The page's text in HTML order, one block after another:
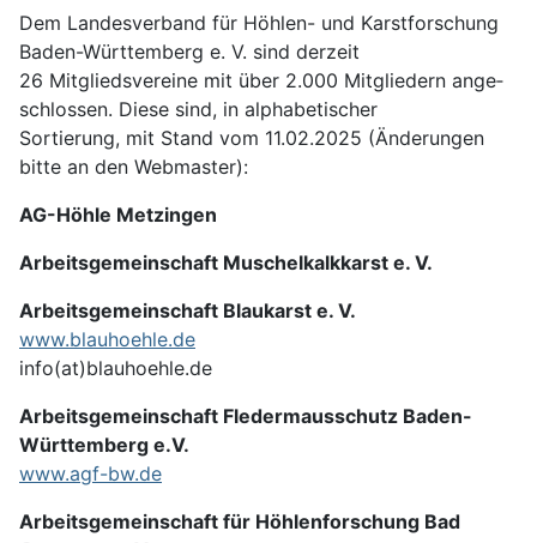
Dem Landesverband für Höhlen- und Karst­forschung
Baden-Württemberg e. V. sind derzeit
26 Mitglieds­ver­eine mit über 2.000 Mit­gliedern ange­
schlossen. Diese sind, in alpha­betischer
Sortierung, mit Stand vom 11.02.2025 (Änderungen
bitte an den Webmaster):
AG-Höhle Metzingen
Arbeitsgemeinschaft Muschelkalkkarst e. V.
Arbeitsgemeinschaft Blaukarst e. V.
www.blauhoehle.de
info(at)blauhoehle.de
Arbeitsgemeinschaft Fledermausschutz Baden-
Württemberg e.V.
www.agf-bw.de
Arbeitsgemeinschaft für Höhlenforschung Bad